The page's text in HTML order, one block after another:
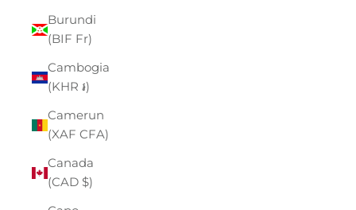
Burundi
(BIF Fr)
Cambogia
(KHR ៛)
Camerun
(XAF CFA)
Canada
(CAD $)